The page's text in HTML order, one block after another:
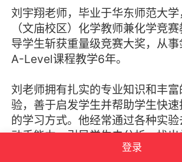
刘宇翔老师，毕业于华东师范大
（文庙校区）化学教师兼化学竞
导学生斩获重量级竞赛大奖，从事
A-Level课程教学6年。
刘老师拥有扎实的专业知识和丰
验，善于启发学生并帮助学生快
的学习方式。他经常通过各种实
动手能力，引导学生去分析，找
登录